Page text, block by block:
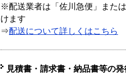
※配送業者は「佐川急便」また
けます
⇒配送について詳しくはこちら
見積書・請求書・納品書等の